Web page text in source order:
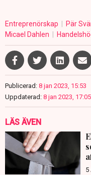
Entreprenörskap Pär
Micael Dahlen
Publicerad: 8 jan 2023, 15:53
Uppdaterad: 8 jan 2023, 17:05
LÄS ÄVEN
5